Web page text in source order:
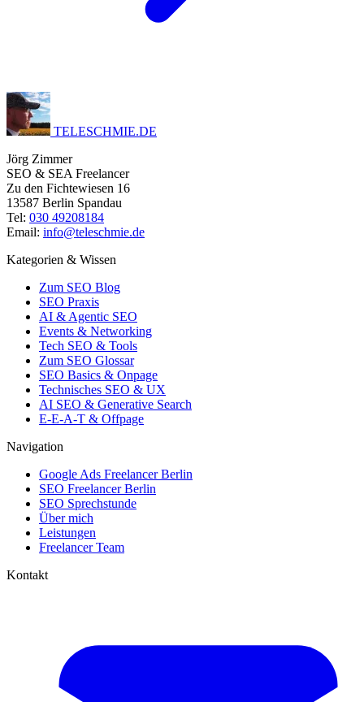
TELESCHMIE.DE
Jörg Zimmer
SEO & SEA Freelancer
Zu den Fichtewiesen 16
13587 Berlin Spandau
Tel: 030 49208184
Email: info@teleschmie.de
Kategorien & Wissen
Zum SEO Blog
SEO Praxis
AI & Agentic SEO
Events & Networking
Tech SEO & Tools
Zum SEO Glossar
SEO Basics & Onpage
Technisches SEO & UX
AI SEO & Generative Search
E-E-A-T & Offpage
Navigation
Google Ads Freelancer Berlin
SEO Freelancer Berlin
SEO Sprechstunde
Über mich
Leistungen
Freelancer Team
Kontakt